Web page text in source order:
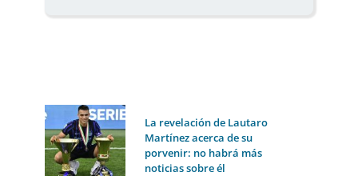
La revelación de Lautaro
Martínez acerca de su
porvenir: no habrá más
noticias sobre él